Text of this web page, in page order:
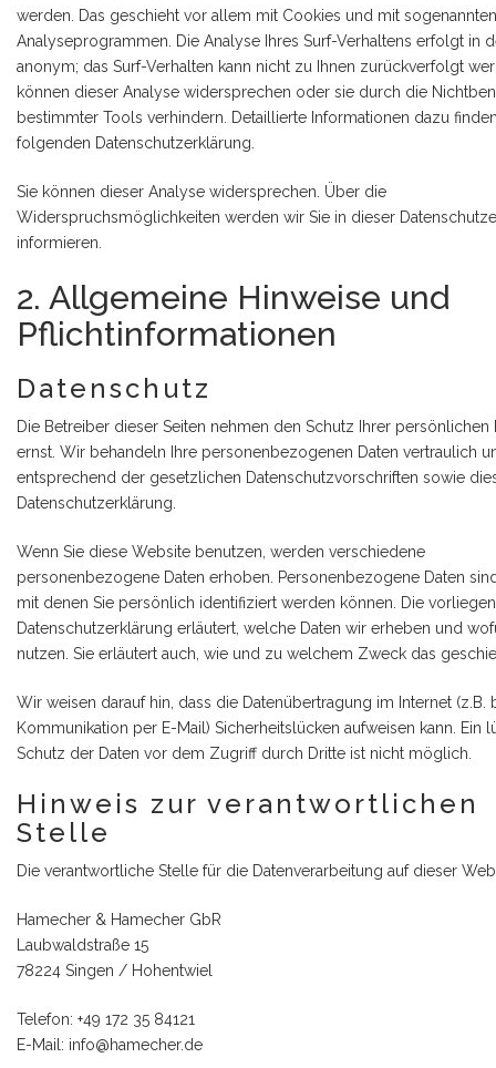
werden. Das geschieht vor allem mit Cookies und mit sogenannten
Analyseprogrammen. Die Analyse Ihres Surf-Verhaltens erfolgt in
anonym; das Surf-Verhalten kann nicht zu Ihnen zurückverfolgt
können dieser Analyse widersprechen oder sie durch die
bestimmter Tools verhindern. Detaillierte Informationen dazu
folgenden Datenschutzerklärung.
Sie können dieser Analyse widersprechen. Über die
Widerspruchsmöglichkeiten werden wir Sie in dieser
informieren.
2. Allgemeine Hinweise und
Pflichtinformationen
Datenschutz
Die Betreiber dieser Seiten nehmen den Schutz Ihrer persönlichen
ernst. Wir behandeln Ihre personenbezogenen Daten vertraulich
entsprechend der gesetzlichen Datenschutzvorschriften sowie
Datenschutzerklärung.
Wenn Sie diese Website benutzen, werden verschiedene
personenbezogene Daten erhoben. Personenbezogene Daten
mit denen Sie persönlich identifiziert werden können. Die
Datenschutzerklärung erläutert, welche Daten wir erheben und
nutzen. Sie erläutert auch, wie und zu welchem Zweck das
Wir weisen darauf hin, dass die Datenübertragung im Internet (z.B.
Kommunikation per E-Mail) Sicherheitslücken aufweisen kann. Ein
Schutz der Daten vor dem Zugriff durch Dritte ist nicht möglich.
Hinweis zur verantwortlichen
Stelle
Die verantwortliche Stelle für die Datenverarbeitung auf dieser
Hamecher & Hamecher GbR
Laubwaldstraße 15
78224 Singen / Hohentwiel
Telefon: +49 172 35 84121
E-Mail: info@hamecher.de